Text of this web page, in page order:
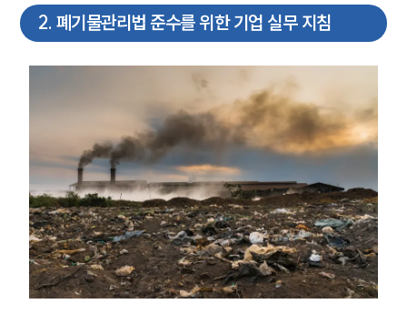
2. 폐기물관리법 준수를 위한 기업 실무 지침